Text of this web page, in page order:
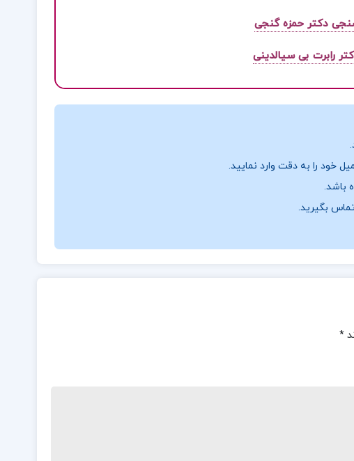
دکتر حمزه گنجی
رابرت بی سیالدینی
خود را به دقت وارد نمایید.
بگیرید.
*